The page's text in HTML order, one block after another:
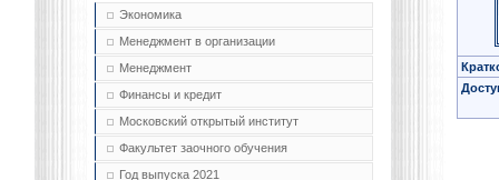
Экономика
Менеджмент в организации
Менеджмент
Финансы и кредит
Московский открытый институт
Факультет заочного обучения
Год выпуска 2021